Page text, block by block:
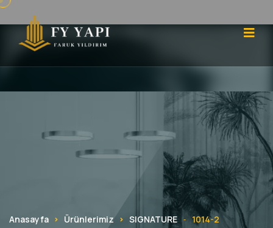
Anasayfa Ürünlerimiz SIGNATURE - 1014-2